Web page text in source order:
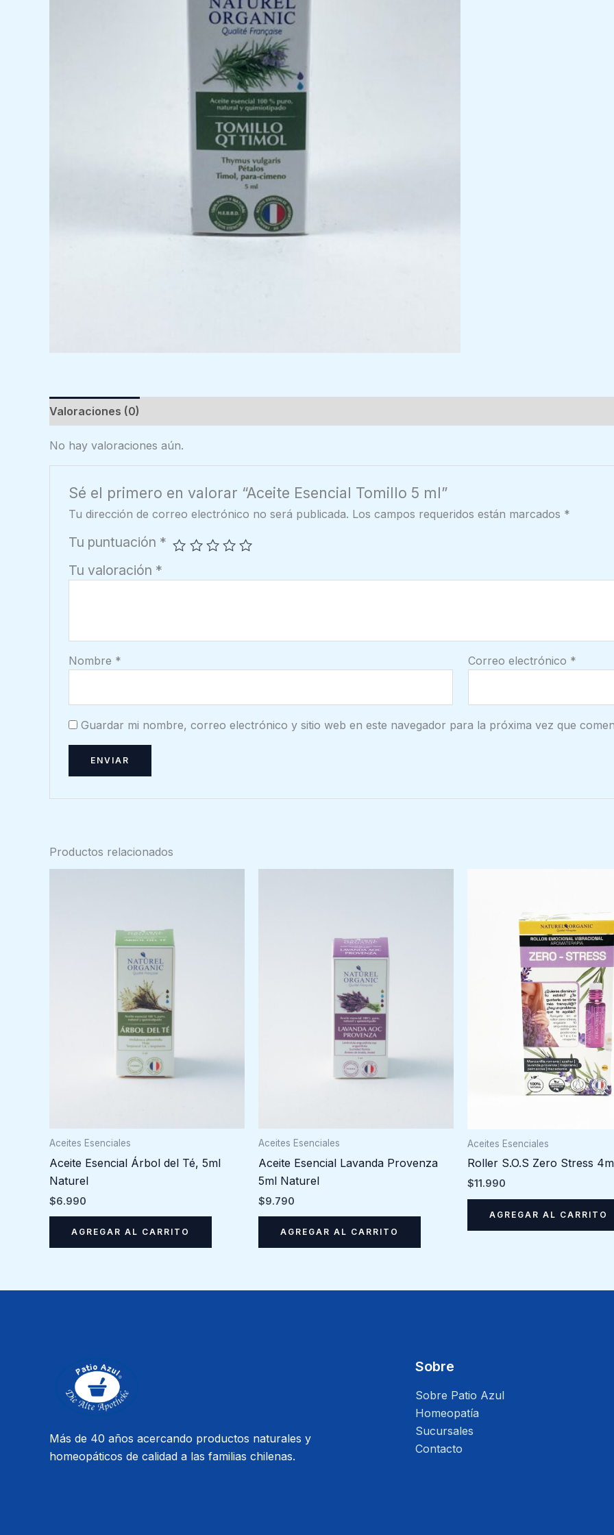
Valoraciones (0)
No hay valoraciones aún.
Sé el primero en valorar “Aceite Esencial Tomillo 5 ml”
Tu dirección de correo electrónico no será publicada. Los campos requeridos están marcados *
Tu puntuación *
Tu valoración *
Nombre * Correo electrónico *
Guardar mi nombre, correo electrónico y sitio web en este navegador para la próxima vez que
Productos relacionados
Aceites Esenciales
Aceite Esencial Árbol del Té, 5ml
Naturel
$6.990
AGREGAR AL CARRITO
Aceites Esenciales
Aceite Esencial Lavanda Provenza
5ml Naturel
$9.790
AGREGAR AL CARRITO
Aceites Esenciales
Roller S.O.S Zero Stress
$11.990
AGREGAR AL CARRITO
Más de 40 años acercando productos naturales y
homeopáticos de calidad a las familias chilenas.
Sobre
Sobre Patio Azul
Homeopatía
Sucursales
Contacto